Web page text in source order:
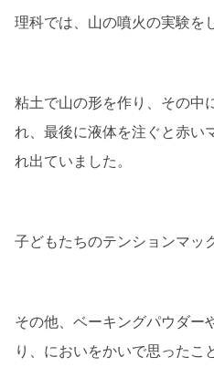
理科では、山の噴火の実験を
粘土で山の形を作り、その中
れ、最後に液体を注ぐと赤い
れ出ていました。
子どもたちのテンションマッ
その他、ベーキングパウダー
り、においをかいで思ったこ